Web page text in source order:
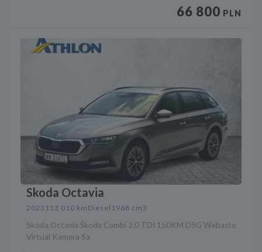
66 800 PLN
Skoda Octavia
2023 113 010 km Diesel 1968 cm3
Skoda Octavia Škoda Combi 2.0 TDI 150KM DSG Webasto
Virtual Kamera Sa